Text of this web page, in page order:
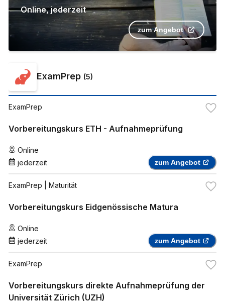
Online,jederzeit
zum Angebot
ExamPrep (5)
ExamPrep
Vorbereitungskurs ETH - Aufnahmeprüfung
Online
jederzeit
zum Angebot
ExamPrep | Maturität
Vorbereitungskurs Eidgenössische Matura
Online
jederzeit
zum Angebot
ExamPrep
Vorbereitungskurs direkte Aufnahmeprüfung der
Universität Zürich (UZH)